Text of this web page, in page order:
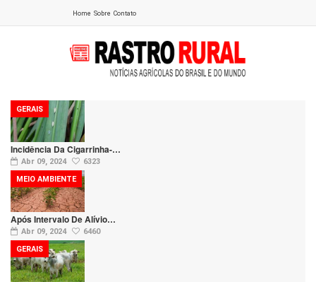
Home Sobre Contato
Incidência Da Cigarrinha-…
Abr 09, 2024 6323
GERAIS
Após Intervalo De Alívio…
Abr 09, 2024 6460
MEIO AMBIENTE
GERAIS